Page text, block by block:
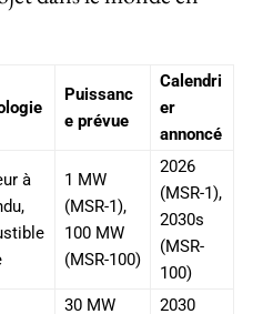
Puissanc
e prévue
Calendri
er
annoncé
à
1 MW
(MSR-1),
100 MW
(MSR-100)
2026
(MSR-1),
2030s
(MSR-
100)
30 MW 2030